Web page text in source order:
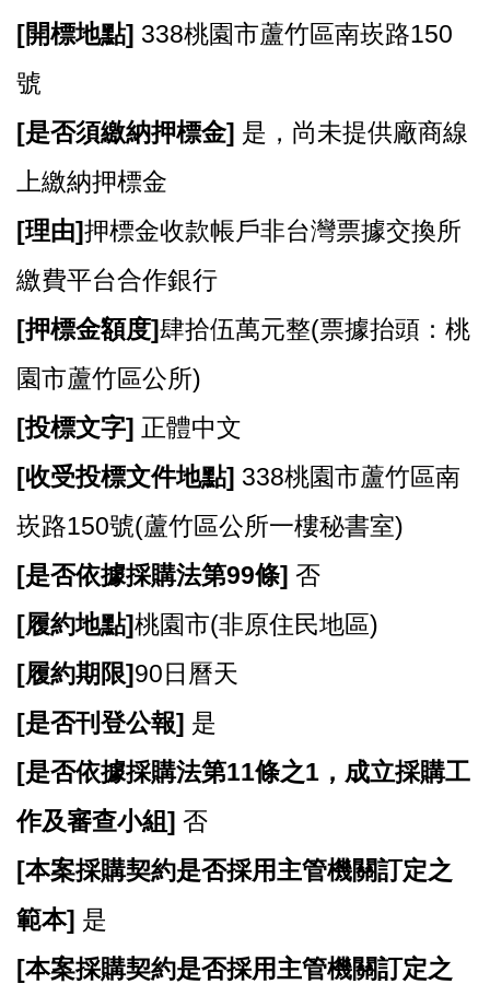
[開標地點] 338桃園市蘆竹區南崁路150
號
[是否須繳納押標金] 是，尚未提供廠商線
上繳納押標金
[理由]押標金收款帳戶非台灣票據交換所
繳費平台合作銀行
[押標金額度]肆拾伍萬元整(票據抬頭：桃
園市蘆竹區公所)
[投標文字] 正體中文
[收受投標文件地點] 338桃園市蘆竹區南
崁路150號(蘆竹區公所一樓秘書室)
[是否依據採購法第99條] 否
[履約地點]桃園市(非原住民地區)
[履約期限]90日曆天
[是否刊登公報] 是
[是否依據採購法第11條之1，成立採購工
作及審查小組] 否
[本案採購契約是否採用主管機關訂定之
範本] 是
[本案採購契約是否採用主管機關訂定之